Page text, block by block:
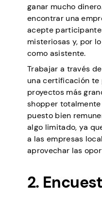
ganar mucho
encontrar una
acepte
misteriosas y, por
como asistente.
Trabajar a través
una certificación
proyectos más
shopper
puesto bien
algo limitado, ya
a las empresas
aprovechar las
2.